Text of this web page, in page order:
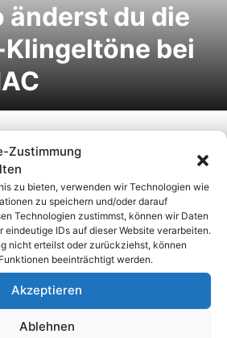
änderst du die
bei
Friday 2011:
nur
beim
Event
Mac OS X Lion
Zustimmung
zu bieten, verwenden wir Technologien wie
zu speichern und/oder darauf
Technologien zustimmst, können wir Daten
IDs auf dieser Website verarbeiten.
nicht erteilst oder zurückziehst, können
beeinträchtigt werden.
Akzeptieren
Ablehnen